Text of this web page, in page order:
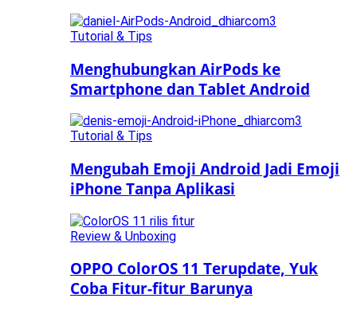
Tutorial & Tips
Menghubungkan AirPods ke
Smartphone dan Tablet Android
Tutorial & Tips
Mengubah Emoji Android Jadi Emoji
iPhone Tanpa Aplikasi
Review & Unboxing
OPPO ColorOS 11 Terupdate, Yuk
Coba Fitur-fitur Barunya